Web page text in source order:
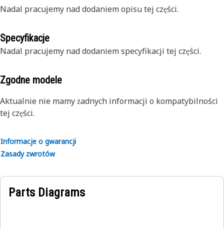
Nadal pracujemy nad dodaniem opisu tej części.
Specyfikacje
Nadal pracujemy nad dodaniem specyfikacji tej części.
Zgodne modele
Aktualnie nie mamy żadnych informacji o kompatybilności
tej części.
Informacje o gwarancji
Zasady zwrotów
Parts Diagrams